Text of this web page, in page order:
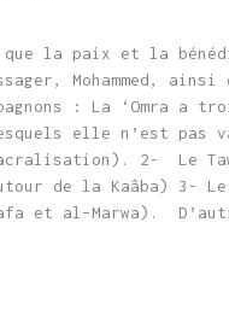
que la paix et la
Mohammed,
: La ‘Omra a
elle n’est pas
2- Le
de la Kaâba) 3-
et al–Marwa).